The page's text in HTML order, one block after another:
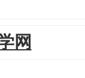
网